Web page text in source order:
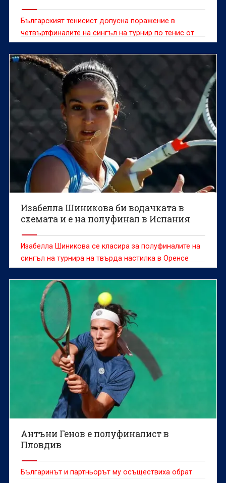
Българският тенисист допусна поражение в
четвъртфиналите на сингъл на турнир по тенис от
сериите "Чалънджър"
Изабелла Шиникова би водачката в
схемата и е на полуфинал в Испания
Изабелла Шиникова се класира за полуфиналите на
сингъл на турнира на твърда настилка в Оренсе
(Испания) с награден фонд от 60 хиляди долара.
Антъни Генов е полуфиналист в
Пловдив
Българинът и партньорът му осъществиха обрат